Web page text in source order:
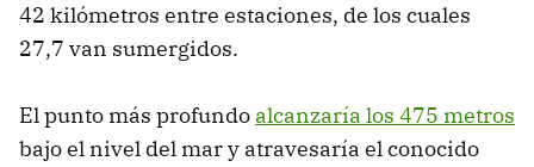
42 kilómetros entre estaciones, de los cuales
27,7 van sumergidos.
El punto más profundo alcanzaría los 475 metros
bajo el nivel del mar y atravesaría el conocido